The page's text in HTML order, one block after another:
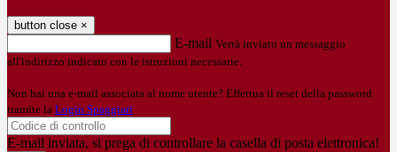
button close ×
E-mail Verrà inviato un messaggio
all'indirizzo indicato con le istruzioni necessarie.
Non hai una e-mail associata al nome utente? Effettua il reset della password
tramite la Login Spaggiari
E-mail inviata, si prega di controllare la casella di posta elettronica!